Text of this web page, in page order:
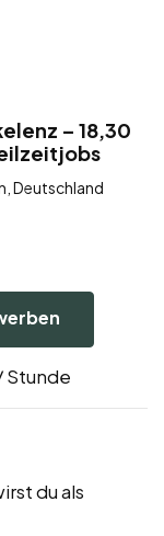
– 18,30
Deutschland
Stunde
du als